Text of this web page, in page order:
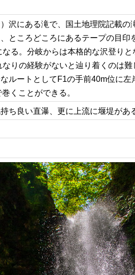
沢にある滝で、国土地理院記載の
ところどころにあるテープの目
る。分岐からは本格的な沢登り
りの経験がないと辿り着くのは
ルートとしてF1の手前40m位に左
くことができる。
ち良い直瀑、更に上流に堰堤があ